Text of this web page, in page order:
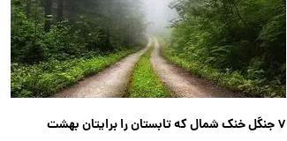
۷ جنگل خنک شمال که تابستان را برایتان بهشت